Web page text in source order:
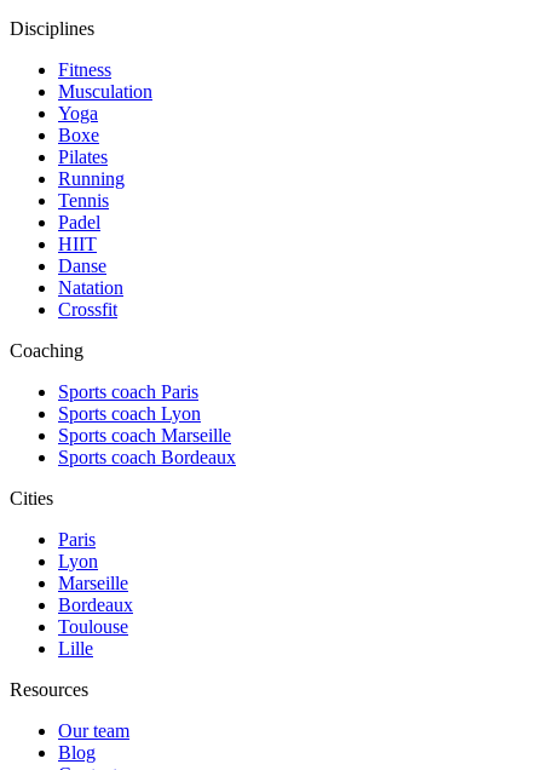
Disciplines
Fitness
Musculation
Yoga
Boxe
Pilates
Running
Tennis
Padel
HIIT
Danse
Natation
Crossfit
Coaching
Sports coach Paris
Sports coach Lyon
Sports coach Marseille
Sports coach Bordeaux
Cities
Paris
Lyon
Marseille
Bordeaux
Toulouse
Lille
Resources
Our team
Blog